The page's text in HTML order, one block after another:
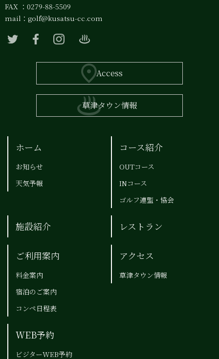
FAX ：0279-88-5509
mail： golf@kusatsu-cc.com
Access
草津タウン情報
ホーム
お知らせ
天気予報
コース紹介
OUTコース
INコース
ゴルフ連盟・協会
施設紹介 レストラン
ご利用案内
料金案内
宿泊のご案内
コンペ日程表
アクセス
草津タウン情報
WEB予約
ビジターWEB予約